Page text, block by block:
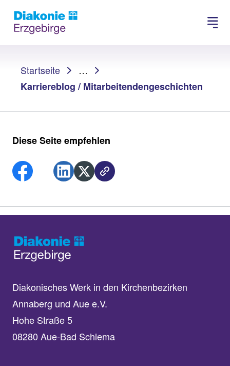
Suchen
Startseite
…
Karriereblog / Mitarbeitendengeschichten
Diese Seite empfehlen
Diakonisches Werk in den Kirchenbezirken
Annaberg und Aue e.V.
Hohe Straße 5
08280 Aue-Bad Schlema